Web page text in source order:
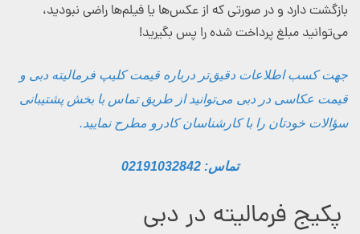
بازگشت دارد و در صورتی که از عکس‌ها یا فیلم‌ها راضی نبودید،
می‌توانید مبلغ پرداخت شده را پس بگیرید!
جهت کسب اطلاعات دقیق‌تر درباره قیمت کلیپ فرمالیته دبی و
قیمت عکاسی در دبی می‌توانید از طریق تماس با بخش پشتیبانی
سؤالات خودتان را با کارشناسان کادرو مطرح نمایید.
تماس: 02191032842
پکیج فرمالیته در دبی